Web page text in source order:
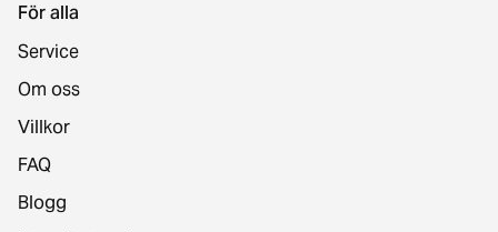
För alla
Service
Om oss
Villkor
FAQ
Blogg